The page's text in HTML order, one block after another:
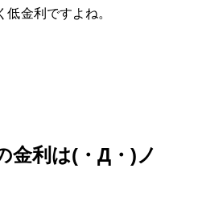
金利ですよね。
金利は(・Д・)ノ